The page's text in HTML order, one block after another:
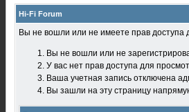
Hi-Fi Forum
Вы не вошли или не имеете прав
Вы не вошли или не
У вас нет прав доступа для
Ваша учетная запись отключена
Вы зашли на эту страницу